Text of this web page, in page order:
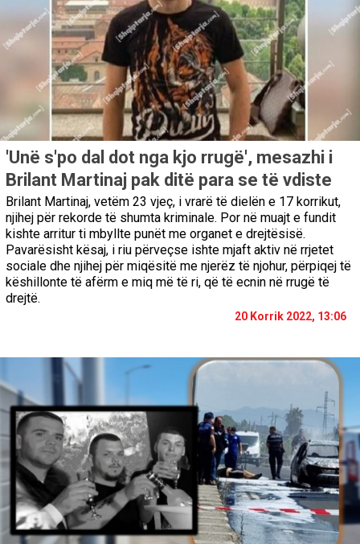
'Unë s'po dal dot nga kjo rrugë', mesazhi i
Brilant Martinaj pak ditë para se të vdiste
Brilant Martinaj, vetëm 23 vjeç, i vrarë të dielën e 17 korrikut,
njihej për rekorde të shumta kriminale. Por në muajt e fundit
kishte arritur ti mbyllte punët me organet e drejtësisë.
Pavarësisht kësaj, i riu përveçse ishte mjaft aktiv në rrjetet
sociale dhe njihej për miqësitë me njerëz të njohur, përpiqej të
këshillonte të afërm e miq më të ri, që të ecnin në rrugë të
drejtë.
20 Korrik 2022, 13:06